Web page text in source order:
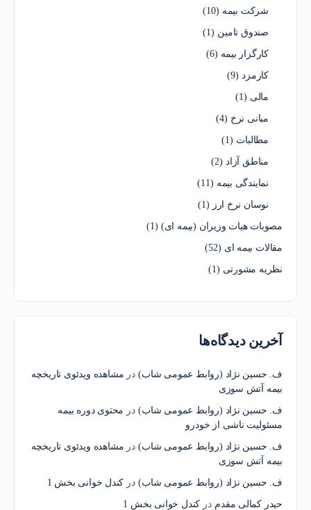
شرکت بیمه (10)
صندوق تامین (1)
کارگزار بیمه (6)
کارمزد (9)
مالی (1)
مبانی نرخ (4)
مطالبات (1)
مناطق آزاد (2)
نمایندگی بیمه (11)
نوسان نرخ ارز (1)
مصوبات هیات وزیران (بیمه ای) (1)
مقالات بیمه ای (52)
نظریه مشورتی (1)
آخرین دیدگاه‌ها
ف. حسین نژاد (روابط عمومی شاب)در مشاهده ویدئوی تاریخچه
بیمه آتش سوزی
ف. حسین نژاد (روابط عمومی شاب)در محتوی دوره بیمه
مسئولیت ناشی از خودرو
ف. حسین نژاد (روابط عمومی شاب)در مشاهده ویدئوی تاریخچه
بیمه آتش سوزی
ف. حسین نژاد (روابط عمومی شاب)در کندل خوانی بخش 1
حیدر کمالی مقدم در کندل خوانی بخش 1